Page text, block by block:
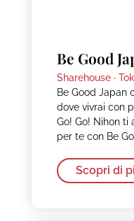
Be Good
Sharehouse ·
Be Good Japan
dove vivrai con
Go! Go! Nihon ti
per te con Be
Scopri di